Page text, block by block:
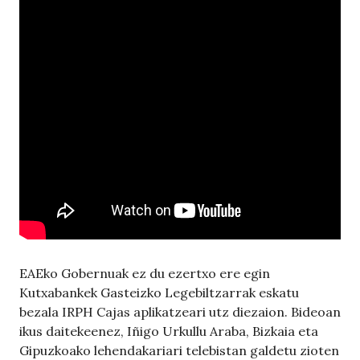
EAEko Gobernuak ez du ezertxo ere egin
Kutxabankek Gasteizko Legebiltzarrak eskatu
bezala IRPH Cajas aplikatzeari utz diezaion. Bideoan
ikus daitekeenez, Iñigo Urkullu Araba, Bizkaia eta
Gipuzkoako lehendakariari telebistan galdetu zioten